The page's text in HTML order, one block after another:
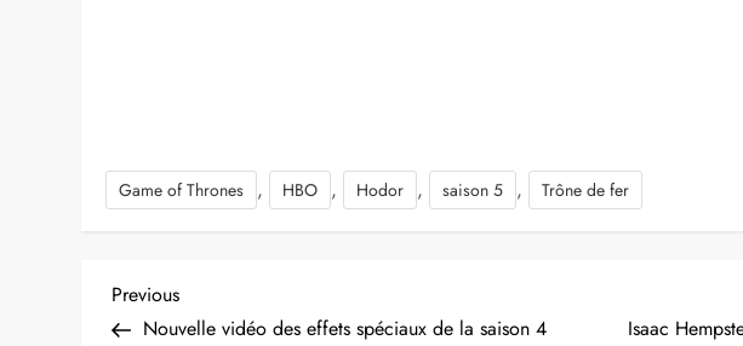
Game of Thrones , HBO , Hodor , saison 5 , Trône de fer
N
Previous
Post
Previous
Nouvelle vidéo des effets spéciaux de la saison 4
Isaac